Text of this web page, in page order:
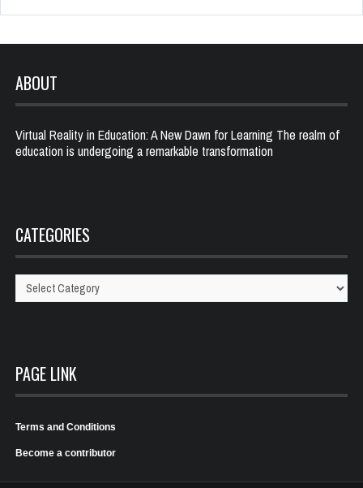
ABOUT
Virtual Reality in Education: A New Dawn for Learning The realm of
education is undergoing a remarkable transformation
CATEGORIES
Categories
PAGE LINK
Terms and Conditions
Become a contributor